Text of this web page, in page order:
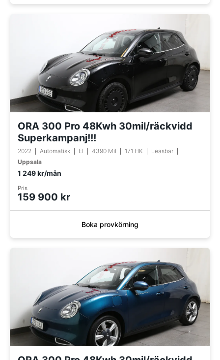
ORA 300 Pro 48Kwh 30mil/räckvidd
Superkampanj!!!
2022 Automatisk El 4390 Mil 171 HK
Leasbar
Uppsala
1 249 kr/mån
Pris
159 900 kr
Boka provkörning